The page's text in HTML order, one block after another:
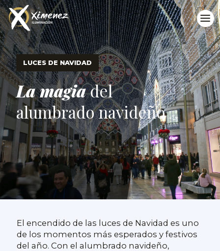
LUCES DE NAVIDAD
La magiadel
alumbrado navideño
El encendido de las luces de Navidad es uno
de los momentos más esperados y festivos
del año. Con el alumbrado navideño,